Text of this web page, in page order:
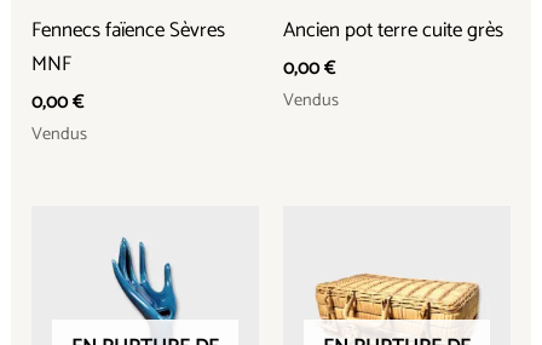
Fennecs faïence Sèvres
MNF
0,00€
Vendus
Ancien pot terre cuite grès
0,00€
Vendus